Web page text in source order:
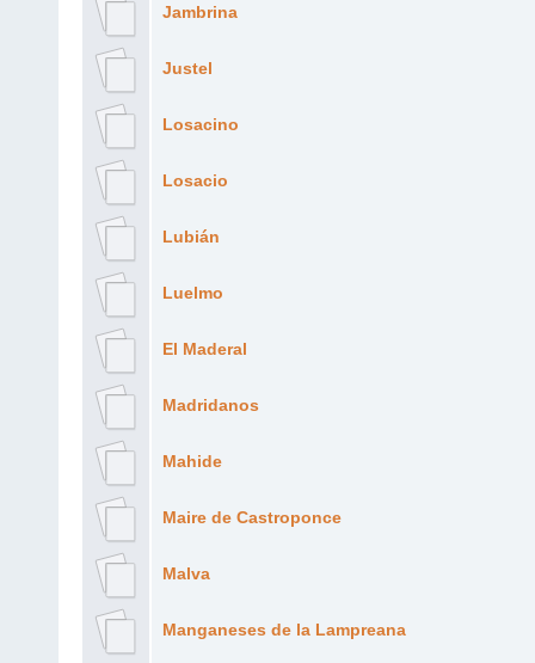
Jambrina
Justel
Losacino
Losacio
Lubián
Luelmo
El Maderal
Madridanos
Mahide
Maire de Castroponce
Malva
Manganeses de la Lampreana